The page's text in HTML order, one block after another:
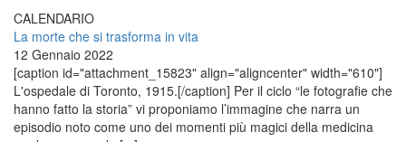
CALENDARIO
La morte che si trasforma in vita
12 Gennaio 2022
[caption id="attachment_15823" align="aligncenter" width="610"]
L'ospedale di Toronto, 1915.[/caption] Per il ciclo “le fotografie che
hanno fatto la storia” vi proponiamo l’immagine che narra un
episodio noto come uno dei momenti più magici della medicina